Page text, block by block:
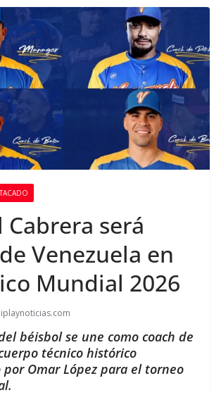
Cabrera será
Venezuela en
Mundial 2026
iplaynoticias.com
béisbol se une como coach de
técnico histórico
por Omar López para el torneo